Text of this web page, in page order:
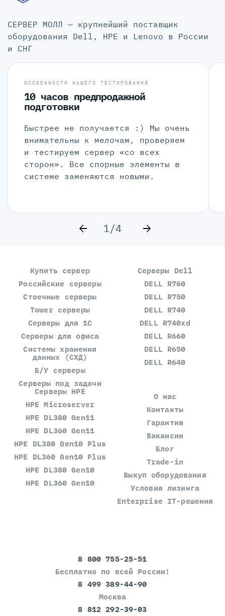
СЕРВЕР МОЛЛ — крупнейший поставщик
оборудования Dell, HPE и Lenovo в России
и СНГ
ОСОБЕННОСТИ НАШЕГО ТЕСТИРОВАНИЯ
10 часов предпродажной
подготовки
Быстрее не получается :) Мы очень
внимательны к мелочам, проверяем
и тестируем сервер «со всех
сторон». Все спорные элементы в
системе заменяются новыми.
1/4
Купить сервер
Российские серверы
Стоечные серверы
Tower серверы
Серверы для 1С
Серверы для офиса
Системы хранения
данных (СХД)
Б/У серверы
Серверы под задачи
Серверы Dell
DELL R760
DELL R750
DELL R740
DELL R740xd
DELL R660
DELL R650
DELL R640
Серверы HPE
HPE Microserver
HPE DL380 Gen11
HPE DL360 Gen11
HPE DL380 Gen10 Plus
HPE DL360 Gen10 Plus
HPE DL380 Gen10
HPE DL360 Gen10
О нас
Контакты
Гарантия
Вакансии
Блог
Trade-in
Выкуп оборудования
Условия лизинга
Enterprise IT-решения
8 800 755-25-51
Бесплатно по всей России!
8 499 389-44-90
Москва
8 812 292-39-03